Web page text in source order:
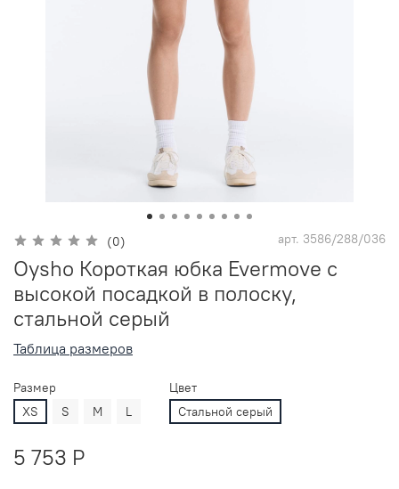
(0) арт. 3586/288/036
Oysho Короткая юбка Evermove с
высокой посадкой в полоску,
стальной серый
Таблица размеров
Размер
XS
S M L
Цвет
Стальной серый
5 753 P